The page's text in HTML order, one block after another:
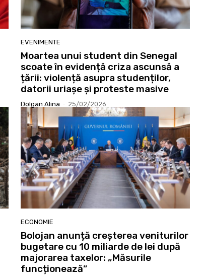
EVENIMENTE
Moartea unui student din Senegal
scoate în evidență criza ascunsă a
țării: violență asupra studenților,
datorii uriașe și proteste masive
Dolgan Alina - 25/02/2026
ECONOMIE
Bolojan anunță creșterea veniturilor
bugetare cu 10 miliarde de lei după
majorarea taxelor: „Măsurile
funcționează”